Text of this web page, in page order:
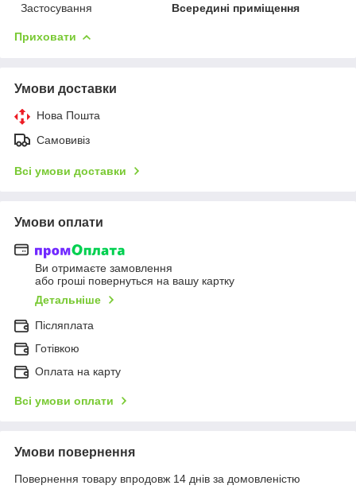
Застосування
Всередині приміщення
Приховати
Умови доставки
Нова Пошта
Самовивіз
Всі умови доставки
Умови оплати
Ви отримаєте замовлення
або гроші повернуться на вашу картку
Детальніше
Післяплата
Готівкою
Оплата на карту
Всі умови оплати
Умови повернення
Повернення товару впродовж 14 днів за домовленістю